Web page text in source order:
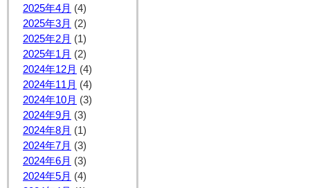
2025年4月 (4)
2025年3月 (2)
2025年2月 (1)
2025年1月 (2)
2024年12月 (4)
2024年11月 (4)
2024年10月 (3)
2024年9月 (3)
2024年8月 (1)
2024年7月 (3)
2024年6月 (3)
2024年5月 (4)